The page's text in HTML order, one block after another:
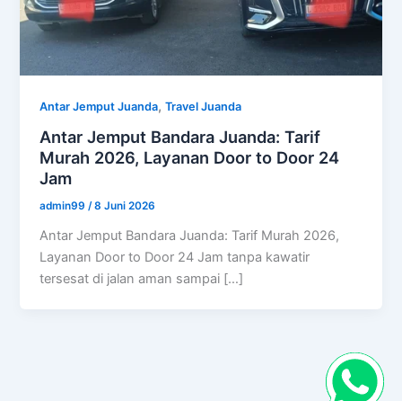
Antar Jemput Juanda,Travel Juanda
Antar Jemput Bandara Juanda: Tarif
Murah 2026, Layanan Door to Door 24
Jam
admin99/8 Juni 2026
Antar Jemput Bandara Juanda: Tarif Murah 2026,
Layanan Door to Door 24 Jam tanpa kawatir
tersesat di jalan aman sampai […]